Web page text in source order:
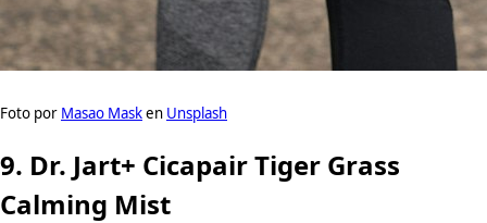
Foto por Masao Masken Unsplash
9. Dr. Jart+ Cicapair Tiger Grass
Calming Mist